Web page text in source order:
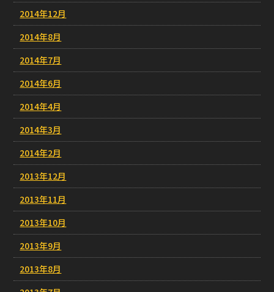
2014年12月
2014年8月
2014年7月
2014年6月
2014年4月
2014年3月
2014年2月
2013年12月
2013年11月
2013年10月
2013年9月
2013年8月